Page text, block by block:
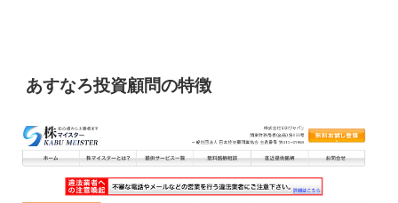
あすなろ投資顧問の特徴